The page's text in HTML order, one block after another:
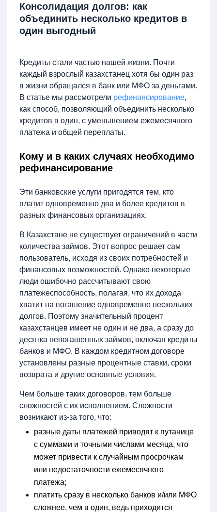
Консолидация долгов: как
объединить несколько кредитов в
один выгодный
Кредиты стали частью нашей жизни. Почти
каждый взрослый казахстанец хотя бы один раз
в жизни обращался в банк или МФО за деньгами.
В статье мы рассмотрели рефинансирование,
как способ, позволяющий объединить несколько
кредитов в один, с уменьшением ежемесячного
платежа и общей переплаты.
Кому и в каких случаях необходимо
рефинансирование
Эти банковские услуги пригодятся тем, кто
платит одновременно два и более кредитов в
разных финансовых организациях.
В Казахстане не существует ограничений в части
количества займов. Этот вопрос решает сам
пользователь, исходя из своих потребностей и
финансовых возможностей. Однако некоторые
люди ошибочно рассчитывают свою
платежеспособность, полагая, что их дохода
хватит на погашение одновременно нескольких
долгов. Поэтому значительный процент
казахстанцев имеет не один и не два, а сразу до
десятка непогашенных займов, включая кредиты
банков и МФО. В каждом кредитном договоре
установлены разные процентные ставки, сроки
возврата и другие основные условия.
Чем больше таких договоров, тем больше
сложностей с их исполнением. Сложности
возникают из-за того, что:
разные даты платежей приводят к путанице
с суммами и точными числами месяца, что
может привести к случайным просрочкам
или недостаточности ежемесячного
платежа;
платить сразу в несколько банков и/или МФО
сложнее, чем в один, ведь приходится